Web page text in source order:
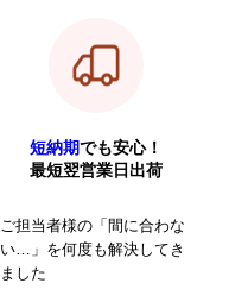
短納期でも安心！
最短翌営業日出荷
ご担当者様の「間に合わな
い…」を何度も解決してき
ました